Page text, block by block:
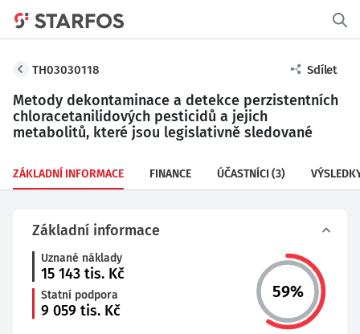
TH03030118 Sdílet
Metody dekontaminace a detekce perzistentních
chloracetanilidových pesticidů a jejich
metabolitů, které jsou legislativně sledované
ZÁKLADNÍ INFORMACE FINANCE ÚČASTNÍCI (3)
Základní informace
Uznané náklady
15 143 tis. Kč
Statní podpora
9 059 tis. Kč
59%